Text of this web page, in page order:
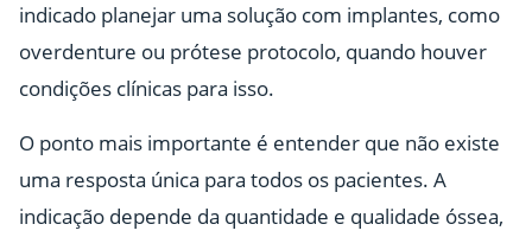
indicado planejar uma solução com implantes, como
overdenture ou prótese protocolo, quando houver
condições clínicas para isso.
O ponto mais importante é entender que não existe
uma resposta única para todos os pacientes. A
indicação depende da quantidade e qualidade óssea,